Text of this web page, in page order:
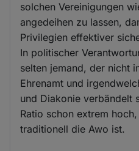
solchen Vereinigungen
angedeihen zu lassen,
Privilegien effektiver
In politischer
selten jemand, der nicht
Ehrenamt und
und Diakonie verbändelt
Ratio schon extrem
traditionell die Awo ist.